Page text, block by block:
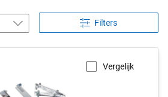
Filters
Vergelijk